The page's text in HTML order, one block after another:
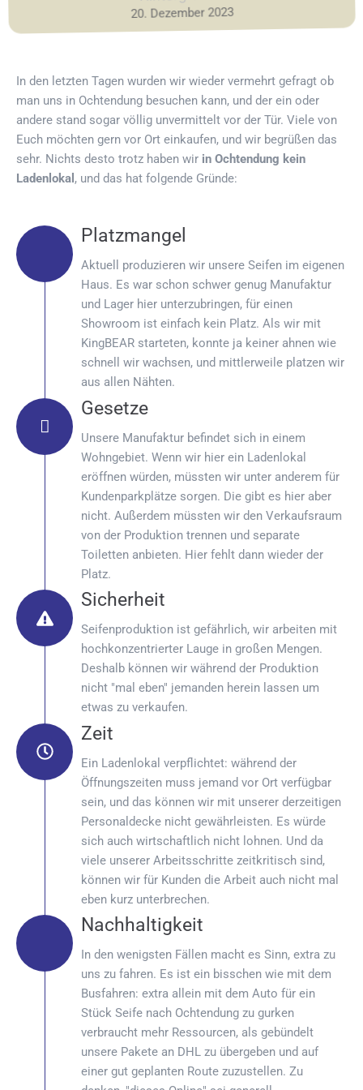
20. Dezember 2023
In den letzten Tagen wurden wir wieder vermehrt gefragt ob
man uns in Ochtendung besuchen kann, und der ein oder
andere stand sogar völlig unvermittelt vor der Tür. Viele von
Euch möchten gern vor Ort einkaufen, und wir begrüßen das
sehr. Nichts desto trotz haben wir in Ochtendung kein
Ladenlokal , und das hat folgende Gründe:
Platzmangel
Aktuell produzieren wir unsere Seifen im eigenen
Haus. Es war schon schwer genug Manufaktur
und Lager hier unterzubringen, für einen
Showroom ist einfach kein Platz. Als wir mit
KingBEAR starteten, konnte ja keiner ahnen wie
schnell wir wachsen, und mittlerweile platzen wir
aus allen Nähten.
Gesetze
Unsere Manufaktur befindet sich in einem
Wohngebiet. Wenn wir hier ein Ladenlokal
eröffnen würden, müssten wir unter anderem für
Kundenparkplätze sorgen. Die gibt es hier aber
nicht. Außerdem müssten wir den Verkaufsraum
von der Produktion trennen und separate
Toiletten anbieten. Hier fehlt dann wieder der
Platz.
Sicherheit
Seifenproduktion ist gefährlich, wir arbeiten mit
hochkonzentrierter Lauge in großen Mengen.
Deshalb können wir während der Produktion
nicht "mal eben" jemanden herein lassen um
etwas zu verkaufen.
Zeit
Ein Ladenlokal verpflichtet: während der
Öffnungszeiten muss jemand vor Ort verfügbar
sein, und das können wir mit unserer derzeitigen
Personaldecke nicht gewährleisten. Es würde
sich auch wirtschaftlich nicht lohnen. Und da
viele unserer Arbeitsschritte zeitkritisch sind,
können wir für Kunden die Arbeit auch nicht mal
eben kurz unterbrechen.
Nachhaltigkeit
In den wenigsten Fällen macht es Sinn, extra zu
uns zu fahren. Es ist ein bisschen wie mit dem
Busfahren: extra allein mit dem Auto für ein
Stück Seife nach Ochtendung zu gurken
verbraucht mehr Ressourcen, als gebündelt
unsere Pakete an DHL zu übergeben und auf
einer gut geplanten Route zuzustellen. Zu